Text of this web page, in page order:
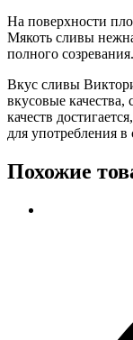
На поверхности
Мякоть сливы
полного
Вкус сливы
вкусовые
качеств
для употребления
Похожие